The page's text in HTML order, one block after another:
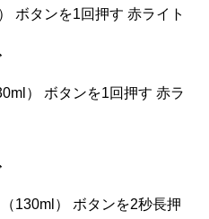
ボタンを1回押す 赤ライト
） ボタンを1回押す 赤ラ
130ml） ボタンを2秒長押